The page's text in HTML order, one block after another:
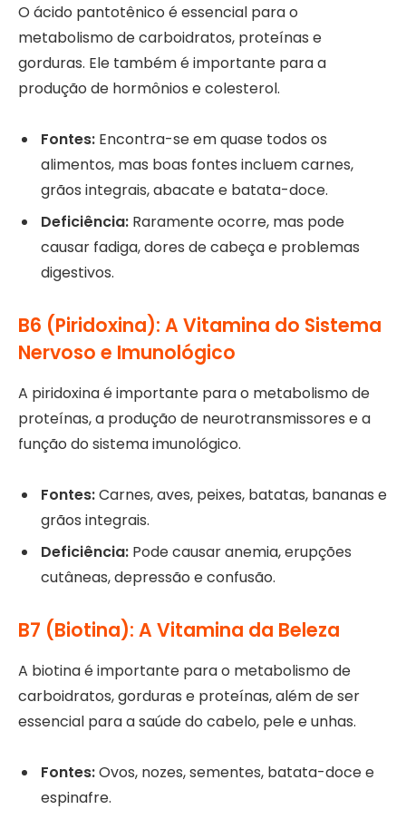
O ácido pantotênico é essencial para o
metabolismo de carboidratos, proteínas e
gorduras. Ele também é importante para a
produção de hormônios e colesterol.
Fontes: Encontra-se em quase todos os
alimentos, mas boas fontes incluem carnes,
grãos integrais, abacate e batata-doce.
Deficiência: Raramente ocorre, mas pode
causar fadiga, dores de cabeça e problemas
digestivos.
B6 (Piridoxina): A Vitamina do Sistema
Nervoso e Imunológico
A piridoxina é importante para o metabolismo de
proteínas, a produção de neurotransmissores e a
função do sistema imunológico.
Fontes:Carnes, aves, peixes, batatas, bananas e
grãos integrais.
Deficiência: Pode causar anemia, erupções
cutâneas, depressão e confusão.
B7 (Biotina): A Vitamina da Beleza
A biotina é importante para o metabolismo de
carboidratos, gorduras e proteínas, além de ser
essencial para a saúde do cabelo, pele e unhas.
Fontes:Ovos, nozes, sementes, batata-doce e
espinafre.